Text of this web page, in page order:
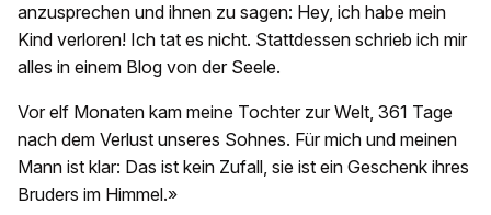
anzusprechen und ihnen zu sagen: Hey, ich habe mein
Kind verloren! Ich tat es nicht. Stattdessen schrieb ich mir
alles in einem Blog von der Seele.
Vor elf Monaten kam meine Tochter zur Welt, 361 Tage
nach dem Verlust unseres Sohnes. Für mich und meinen
Mann ist klar: Das ist kein Zufall, sie ist ein Geschenk ihres
Bruders im Himmel.»